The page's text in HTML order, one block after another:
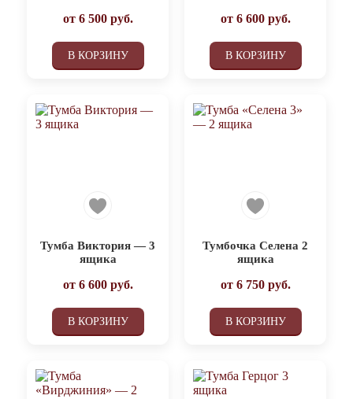
от 6 500руб.
В КОРЗИНУ
от 6 600руб.
В КОРЗИНУ
Тумба Виктория — 3
ящика
от 6 600руб.
В КОРЗИНУ
Тумбочка Селена 2
ящика
от 6 750руб.
В КОРЗИНУ